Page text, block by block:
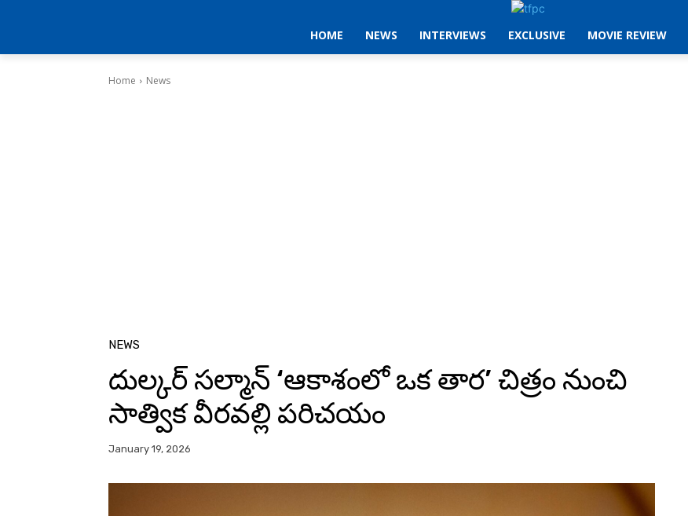
HOME NEWS INTERVIEWS EXCLUSIVE MOVIE REVIEW
Home News
NEWS
దుల్కర్ సల్మాన్ ‘ఆకాశంలో ఒక తార’ చిత్రం నుంచి
సాత్విక వీరవల్లి పరిచయం
January 19, 2026